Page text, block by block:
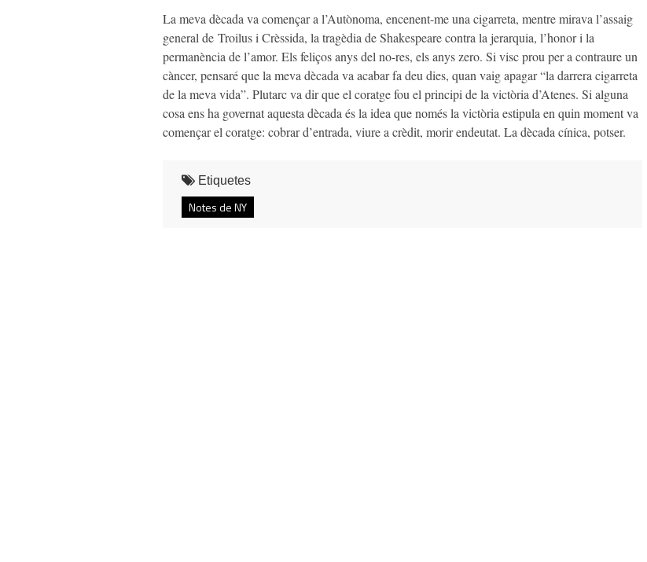
La meva dècada va començar a l’Autònoma, encenent-me una cigarreta, mentre mirava l’assaig
general de Troilus i Crèssida, la tragèdia de Shakespeare contra la jerarquia, l’honor i la
permanència de l’amor. Els feliços anys del no-res, els anys zero. Si visc prou per a contraure un
càncer, pensaré que la meva dècada va acabar fa deu dies, quan vaig apagar “la darrera cigarreta
de la meva vida”. Plutarc va dir que el coratge fou el principi de la victòria d’Atenes. Si alguna
cosa ens ha governat aquesta dècada és la idea que només la victòria estipula en quin moment va
començar el coratge: cobrar d’entrada, viure a crèdit, morir endeutat. La dècada cínica, potser.
Etiquetes
Notes de NY